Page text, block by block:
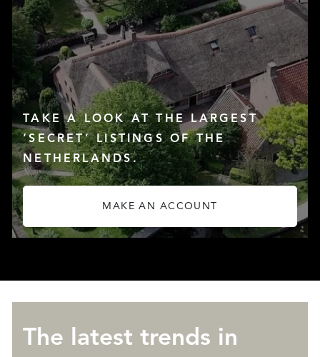
TAKE A LOOK AT THE LARGEST
‘SECRET’ LISTINGS OF THE
NETHERLANDS.
MAKE AN ACCOUNT
The latest trends in
LISTINGS
SERVICES